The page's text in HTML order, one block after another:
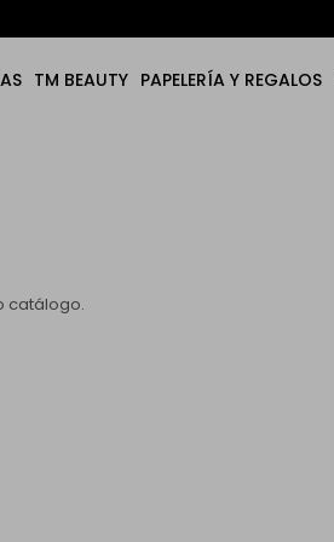
TM BEAUTY PAPELERÍA Y REGALOS
catálogo.